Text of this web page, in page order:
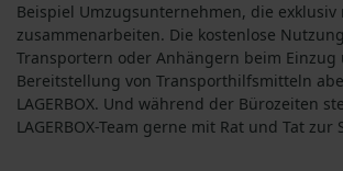
Beispiel Umzugsunternehmen, die exklusiv
zusammenarbeiten. Die kostenlose
Transportern oder Anhängern beim Einzug
Bereitstellung von Transporthilfsmitteln
LAGERBOX. Und während der Bürozeiten
LAGERBOX-Team gerne mit Rat und Tat zur